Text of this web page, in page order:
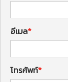
อีเมล
โทรศัพท์